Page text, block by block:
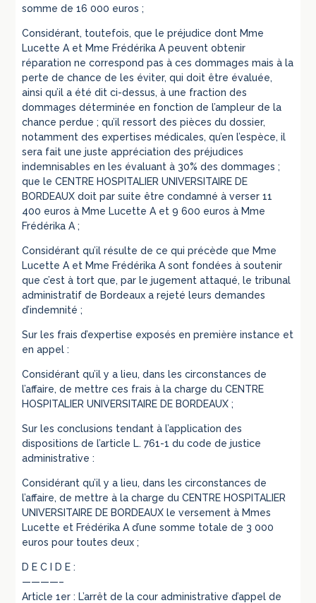
somme de 16 000 euros ;
Considérant, toutefois, que le préjudice dont Mme
Lucette A et Mme Frédérika A peuvent obtenir
réparation ne correspond pas à ces dommages mais à la
perte de chance de les éviter, qui doit être évaluée,
ainsi qu’il a été dit ci-dessus, à une fraction des
dommages déterminée en fonction de l’ampleur de la
chance perdue ; qu’il ressort des pièces du dossier,
notamment des expertises médicales, qu’en l’espèce, il
sera fait une juste appréciation des préjudices
indemnisables en les évaluant à 30% des dommages ;
que le CENTRE HOSPITALIER UNIVERSITAIRE DE
BORDEAUX doit par suite être condamné à verser 11
400 euros à Mme Lucette A et 9 600 euros à Mme
Frédérika A ;
Considérant qu’il résulte de ce qui précède que Mme
Lucette A et Mme Frédérika A sont fondées à soutenir
que c’est à tort que, par le jugement attaqué, le tribunal
administratif de Bordeaux a rejeté leurs demandes
d’indemnité ;
Sur les frais d’expertise exposés en première instance et
en appel :
Considérant qu’il y a lieu, dans les circonstances de
l’affaire, de mettre ces frais à la charge du CENTRE
HOSPITALIER UNIVERSITAIRE DE BORDEAUX ;
Sur les conclusions tendant à l’application des
dispositions de l’article L. 761-1 du code de justice
administrative :
Considérant qu’il y a lieu, dans les circonstances de
l’affaire, de mettre à la charge du CENTRE HOSPITALIER
UNIVERSITAIRE DE BORDEAUX le versement à Mmes
Lucette et Frédérika A d’une somme totale de 3 000
euros pour toutes deux ;
D E C I D E :
————–
Article 1er : L’arrêt de la cour administrative d’appel de